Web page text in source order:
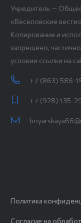
Учредитель —
«Веселовские
Копирование и
запрещено,
условии ссылки на
+7 (863) 586-
+7 (928) 135-
Политика
Согласие на